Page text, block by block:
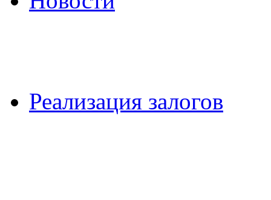
Реализация залогов